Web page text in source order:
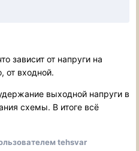
зависит от напруги на
от входной.
выходной напруги в
схемы. В итоге всё
tehsvar